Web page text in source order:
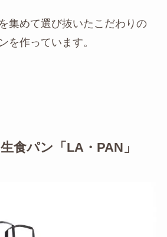
集めて選び抜いたこだわりの
を作っています。
食パン「LA・PAN」